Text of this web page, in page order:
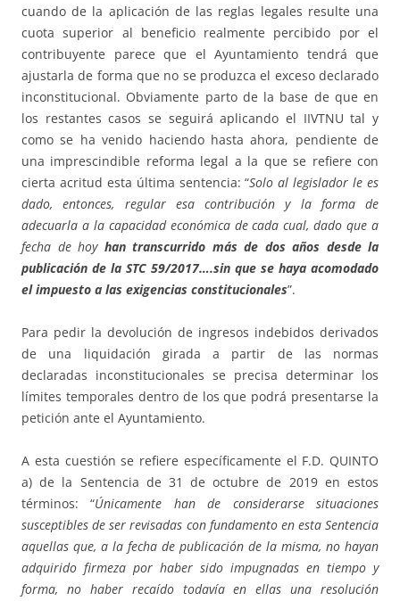
cuando de la aplicación de las reglas legales resulte una
cuota superior al beneficio realmente percibido por el
contribuyente parece que el Ayuntamiento tendrá que
ajustarla de forma que no se produzca el exceso declarado
inconstitucional. Obviamente parto de la base de que en
los restantes casos se seguirá aplicando el IIVTNU tal y
como se ha venido haciendo hasta ahora, pendiente de
una imprescindible reforma legal a la que se refiere con
cierta acritud esta última sentencia: “Solo al legislador le es
dado, entonces, regular esa contribución y la forma de
adecuarla a la capacidad económica de cada cual, dado que a
fecha de hoy han transcurrido más de dos años desde la
publicación de la STC 59/2017….sin que se haya acomodado
el impuesto a las exigencias constitucionales”.
Para pedir la devolución de ingresos indebidos derivados
de una liquidación girada a partir de las normas
declaradas inconstitucionales se precisa determinar los
límites temporales dentro de los que podrá presentarse la
petición ante el Ayuntamiento.
A esta cuestión se refiere específicamente el F.D. QUINTO
a) de la Sentencia de 31 de octubre de 2019 en estos
términos: “Únicamente han de considerarse situaciones
susceptibles de ser revisadas con fundamento en esta Sentencia
aquellas que, a la fecha de publicación de la misma, no hayan
adquirido firmeza por haber sido impugnadas en tiempo y
forma, no haber recaído todavía en ellas una resolución